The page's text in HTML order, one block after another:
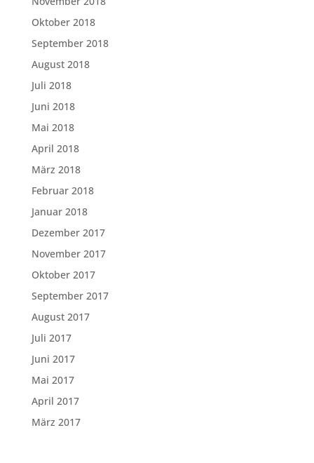
Oktober 2018
September 2018
August 2018
Juli 2018
Juni 2018
Mai 2018
April 2018
März 2018
Februar 2018
Januar 2018
Dezember 2017
November 2017
Oktober 2017
September 2017
August 2017
Juli 2017
Juni 2017
Mai 2017
April 2017
März 2017